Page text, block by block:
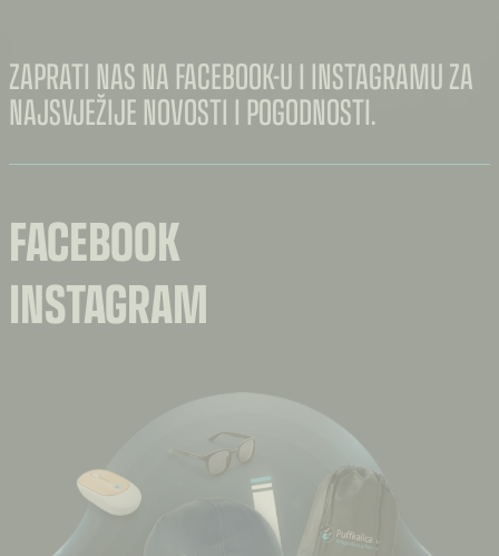
ZAPRATI NAS NA FACEBOOK-U I INSTAGRAMU ZA
NAJSVJEŽIJE NOVOSTI I POGODNOSTI.
FACEBOOK
INSTAGRAM